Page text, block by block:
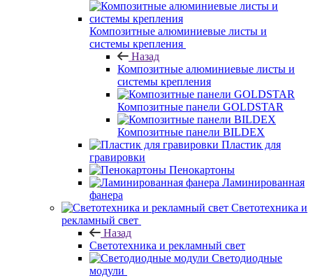
Композитные алюминиевые листы и
системы крепления
Назад
Композитные алюминиевые листы и
системы крепления
Композитные панели GOLDSTAR
Композитные панели BILDEX
Пластик для
гравировки
Пенокартоны
Ламинированная
фанера
Светотехника и
рекламный свет
Назад
Светотехника и рекламный свет
Светодиодные
модули